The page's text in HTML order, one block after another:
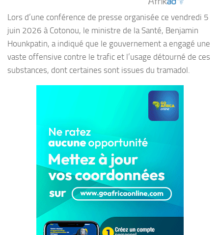
Lors d’une conférence de presse organisée ce vendredi 5
juin 2026 à Cotonou, le ministre de la Santé, Benjamin
Hounkpatin, a indiqué que le gouvernement a engagé une
vaste offensive contre le trafic et l’usage détourné de ces
substances, dont certaines sont issues du tramadol.